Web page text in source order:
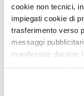
cookie non tecnici,
impiegati cookie di
trasferimento verso
messaggi
manifestate durante
scelte privacy sui
J
K
M
N
P